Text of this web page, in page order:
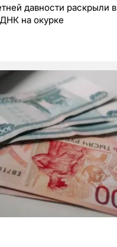
давности раскрыли в
на окурке